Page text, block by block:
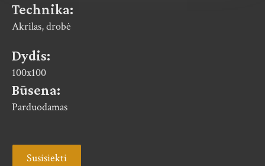
Technika:
Akrilas, drobė
Dydis:
100x100
Būsena:
Parduodamas
Susisiekti